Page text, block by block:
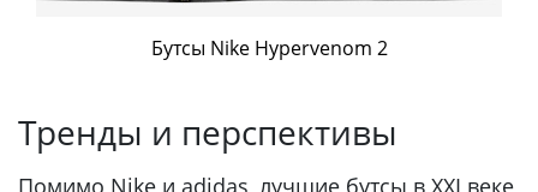
Бутсы Nike Hypervenom 2
Тренды и перспективы